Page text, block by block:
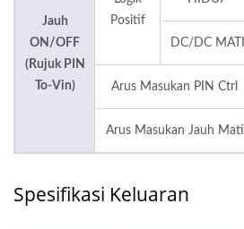
Jauh
ON/OFF
(Rujuk PIN
To-Vin)
Positif
DC/DC MATI
Arus Masukan PIN Ctrl
Arus Masukan Jauh Mati
Spesifikasi Keluaran